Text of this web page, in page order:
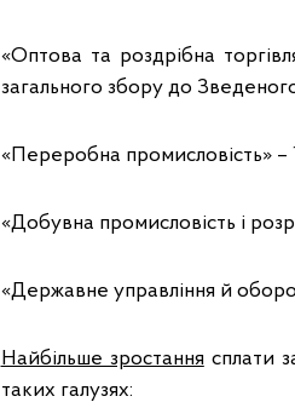
«Оптова та роздрібна
загального збору до
«Переробна промисловість» –
«Добувна промисловість i
«Державне управління й
Найбільше зростаннясплати
таких галузях: